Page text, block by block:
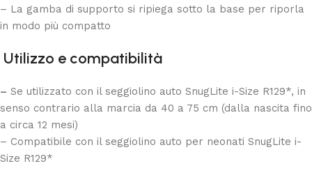
– La gamba di supporto si ripiega sotto la base per riporla
in modo più compatto
Utilizzo e compatibilità
– Se utilizzato con il seggiolino auto SnugLite i-Size R129*, in
senso contrario alla marcia da 40 a 75 cm (dalla nascita fino
a circa 12 mesi)
– Compatibile con il seggiolino auto per neonati SnugLite i-
Size R129*